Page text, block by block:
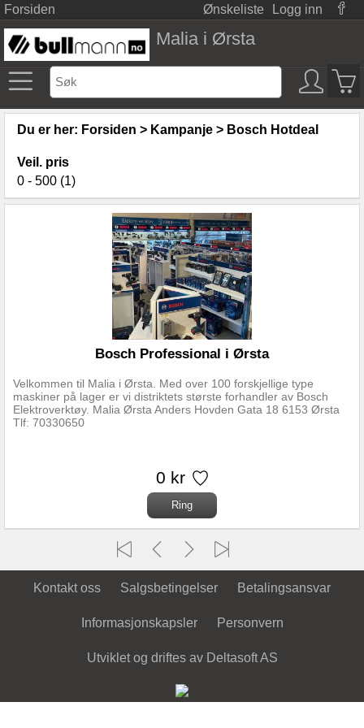
Forsiden Ønskeliste Logg inn
Malia i Ørsta
Du er her: Forsiden > Kampanje > Bosch Hotdeal
Veil. pris
0 - 500 (1)
Velkommen til Malia i Ørsta. Med over 100 forskjellige type
maskiner på lager er vi distriktets største forhandler av Bosch
Elektroverktøy. Malia Ørsta Anders Hovden Gata 18 6153 Ørsta
Tlf: 70330650
Bosch Professional i Ørsta
0 kr
Kontakt oss Salgsbetingelser Betalingsansvar
Informasjonskapsler Personvern
Utviklet og driftes av Deltasoft AS